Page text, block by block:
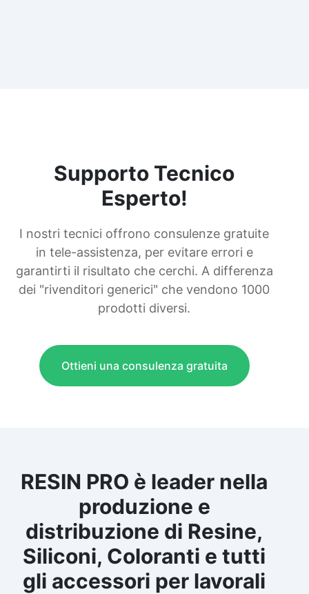
Supporto Tecnico
Esperto!
I nostri tecnici offrono consulenze gratuite
in tele-assistenza, per evitare errori e
garantirti il risultato che cerchi. A differenza
dei "rivenditori generici" che vendono 1000
prodotti diversi.
Ottieni una consulenza gratuita
RESIN PRO è leader nella
produzione e
distribuzione di Resine,
Siliconi, Coloranti e tutti
gli accessori per lavorali